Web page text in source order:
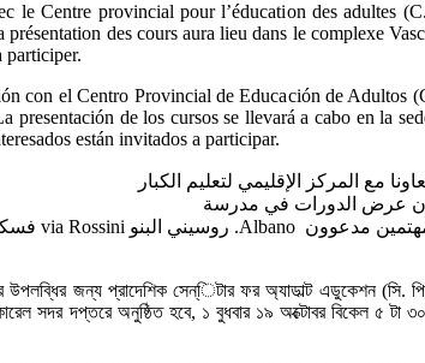
le Centre provincial pour l’éducation des adultes
présentation des cours aura lieu dans le complexe
participer.
con el Centro Provincial de Educación de
presentación de los cursos se llevará a cabo en la
están invitados a participar.
উপলব্ধির জন্য প্রাদেশিক সেন্িটার ফর অ্যাডাল্ট এডুকেশন
সদর দপ্তরে অনুষ্ঠিত হবে, ১ বুধবার ১৯ অক্টোবর বিকেল ৫